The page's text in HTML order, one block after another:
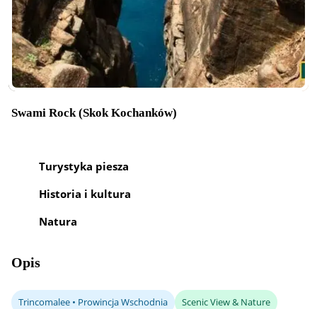
Swami Rock (Skok Kochanków)
Turystyka piesza
Historia i kultura
Natura
Opis
Trincomalee • Prowincja Wschodnia
Scenic View & Nature